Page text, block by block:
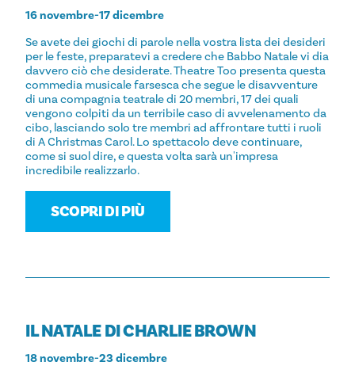
16 novembre-17 dicembre
Se avete dei giochi di parole nella vostra lista dei desideri
per le feste, preparatevi a credere che Babbo Natale vi dia
davvero ciò che desiderate. Theatre Too presenta questa
commedia musicale farsesca che segue le disavventure
di una compagnia teatrale di 20 membri, 17 dei quali
vengono colpiti da un terribile caso di avvelenamento da
cibo, lasciando solo tre membri ad affrontare tutti i ruoli
di A Christmas Carol. Lo spettacolo deve continuare,
come si suol dire, e questa volta sarà un'impresa
incredibile realizzarlo.
SCOPRI DI PIÙ
IL NATALE DI CHARLIE BROWN
18 novembre-23 dicembre